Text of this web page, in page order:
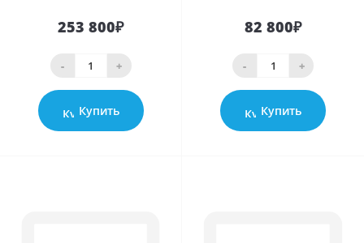
253 800₽
- +
Купить
82 800₽
- +
Купить